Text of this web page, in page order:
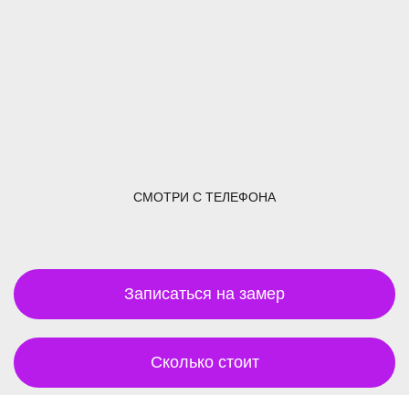
СМОТРИ С ТЕЛЕФОНА
Записаться на замер
Сколько стоит